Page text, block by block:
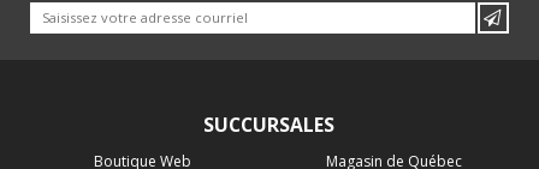
SUCCURSALES
Boutique Web
Magasin de Québec